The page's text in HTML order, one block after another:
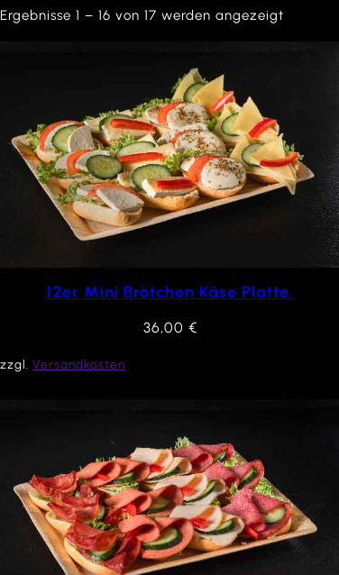
Ergebnisse 1 – 16 von 17 werden angezeigt
12er Mini Brötchen Käse Platte.
36,00 €
zzgl. Versandkosten